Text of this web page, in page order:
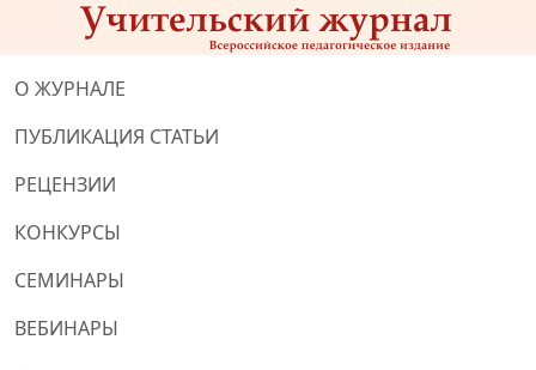
О ЖУРНАЛЕ
ПУБЛИКАЦИЯ СТАТЬИ
РЕЦЕНЗИИ
КОНКУРСЫ
СЕМИНАРЫ
ВЕБИНАРЫ